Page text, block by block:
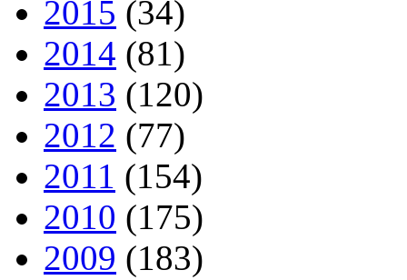
2015 (34)
2014 (81)
2013 (120)
2012 (77)
2011 (154)
2010 (175)
2009 (183)